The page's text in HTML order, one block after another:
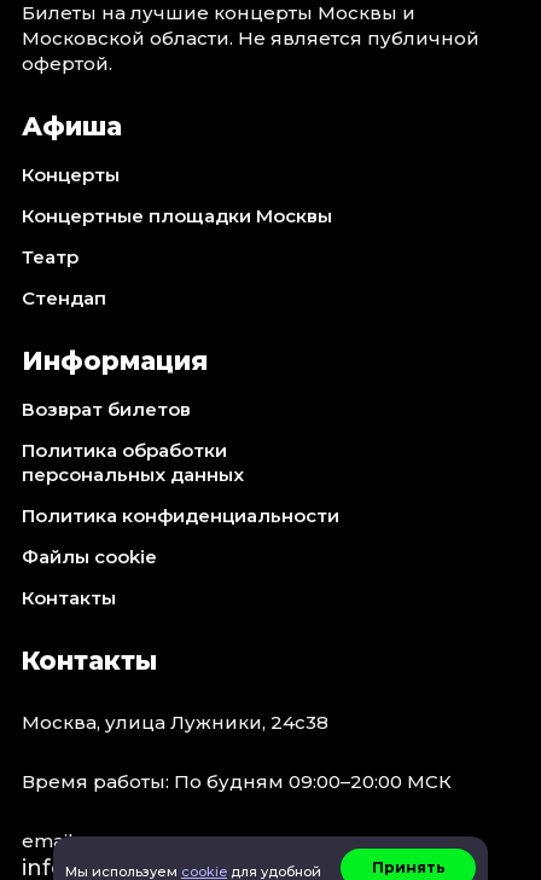
Билеты на лучшие концерты Москвы и
Московской области. Не является публичной
офертой.
Афиша
Концерты
Концертные площадки Москвы
Театр
Стендап
Информация
Возврат билетов
Политика обработки
персональных данных
Политика конфиденциальности
Файлы cookie
Контакты
Контакты
Москва, улица Лужники, 24с38
Время работы: По будням 09:00–20:00 МСК
email:
info@concert.moscow
Мы используем cookie для удобной
Принять